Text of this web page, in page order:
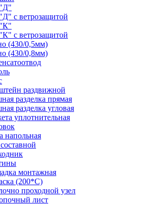
с ветрозащитой
с ветрозащитой
(430/0,5мм)
(430/0,8мм)
раздвижной
разделка прямая
разделка угловая
уплотнительная
напольная
монтажная
(200*С)
проходной узел
лист